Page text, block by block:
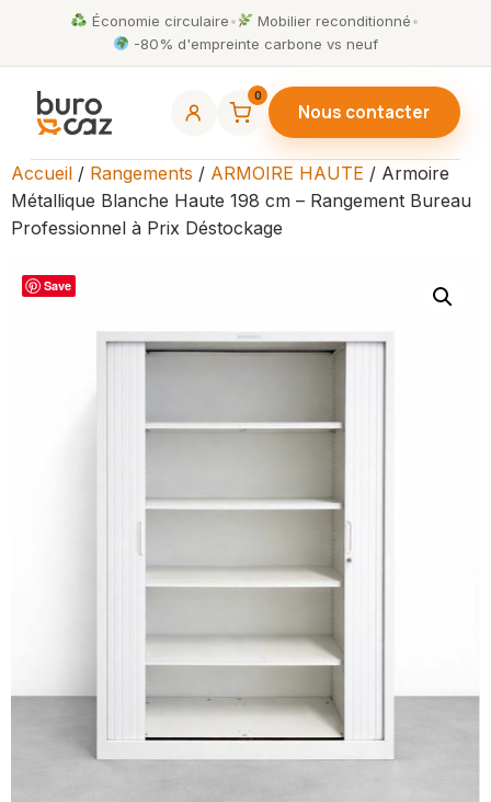
Économie circulaire• Mobilier reconditionné•
-80% d'empreinte carbone vs neuf
0
Nous contacter
Accueil / Rangements / ARMOIRE HAUTE / Armoire
Métallique Blanche Haute 198 cm – Rangement Bureau
Professionnel à Prix Déstockage
Save